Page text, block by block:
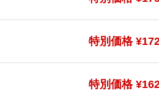
特別価格
特別価格